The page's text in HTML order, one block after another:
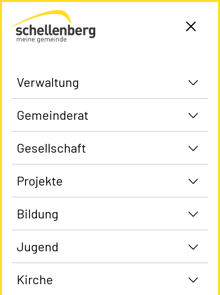
Gemeinde Schellenberg Startseite
Verwaltung
Gemeinderat
Gesellschaft
Projekte
Bildung
Jugend
Kirche